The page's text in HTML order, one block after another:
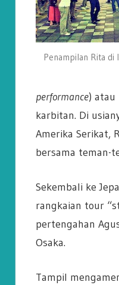
Penampilan Rita
performance) atau
karbitan. Di
Amerika Serikat,
bersama teman-
Sekembali ke
rangkaian tour
pertengahan
Osaka.
Tampil